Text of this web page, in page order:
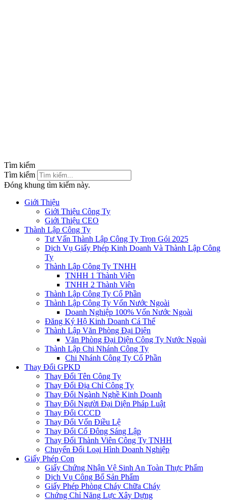
Tìm kiếm
Tìm kiếm
Đóng khung tìm kiếm này.
Giới Thiệu
Giới Thiệu Công Ty
Giới Thiệu CEO
Thành Lập Công Ty
Tư Vấn Thành Lập Công Ty Trọn Gói 2025
Dịch Vụ Giấy Phép Kinh Doanh Và Thành Lập Công
Ty
Thành Lập Công Ty TNHH
TNHH 1 Thành Viên
TNHH 2 Thành Viên
Thành Lập Công Ty Cổ Phần
Thành Lập Công Ty Vốn Nước Ngoài
Doanh Nghiệp 100% Vốn Nước Ngoài
Đăng Ký Hộ Kinh Doanh Cá Thể
Thành Lập Văn Phòng Đại Diện
Văn Phòng Đại Diện Công Ty Nước Ngoài
Thành Lập Chi Nhánh Công Ty
Chi Nhánh Công Ty Cổ Phần
Thay Đổi GPKD
Thay Đổi Tên Công Ty
Thay Đổi Địa Chỉ Công Ty
Thay Đổi Ngành Nghề Kinh Doanh
Thay Đổi Người Đại Diện Pháp Luật
Thay Đổi CCCD
Thay Đổi Vốn Điều Lệ
Thay Đổi Cổ Đông Sáng Lập
Thay Đổi Thành Viên Công Ty TNHH
Chuyển Đổi Loại Hình Doanh Nghiệp
Giấy Phép Con
Giấy Chứng Nhận Vệ Sinh An Toàn Thực Phẩm
Dịch Vụ Công Bố Sản Phẩm
Giấy Phép Phòng Cháy Chữa Cháy
Chứng Chỉ Năng Lực Xây Dựng